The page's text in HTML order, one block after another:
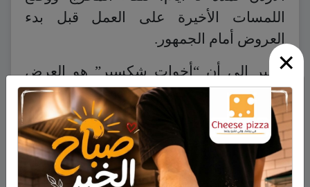
×
اللمسات الأخيرة على العمل قبل بدء
العروض أمام الجمهور.
نشير إلى أن “أخوات شكسبر” هو العرض
الأول من مجموعة عروض مسرحية من
المسرح الفلسطيني ينظمها مسرح عيون،
حيث يأتي العرض الثاني يوم الجمعة القادم،
الواقع في 24\01\2014، وهو عرض كوميدي
(ستاند أب) للمثل الفلسطيني حنا شماس، ثم